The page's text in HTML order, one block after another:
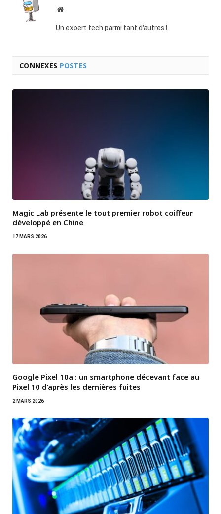
Site
Un expert tech parmi tant d'autres !
CONNEXES POSTES
Magic Lab présente le tout premier robot coiffeur
développé en Chine
17 MARS 2026
Google Pixel 10a : un smartphone décevant face au
Pixel 10 d’après les dernières fuites
2 MARS 2026